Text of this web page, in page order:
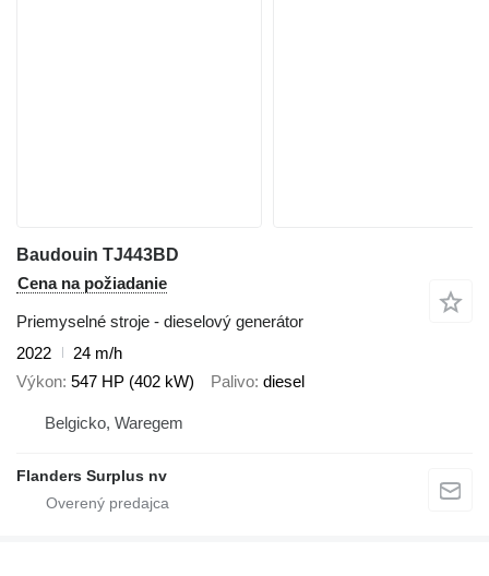
Baudouin TJ443BD
Cena na požiadanie
Priemyselné stroje - dieselový generátor
2022
24 m/h
Výkon 547 HP (402 kW) Palivo diesel
Belgicko, Waregem
Flanders Surplus nv